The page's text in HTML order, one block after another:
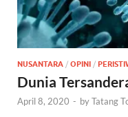
NUSANTARA / OPINI /
Dunia
April 8, 2020 - byTatang